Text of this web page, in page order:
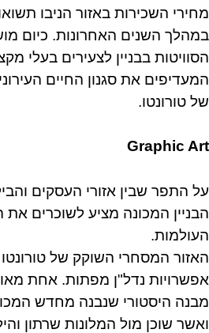
מחירי השכירות באזור הניבו
במהלך השנים האחרונות. כיום
הסוויטות בבניין לצעירים בעלי
המעדיפים את סגנון החיים
של טורונטו.
Graphic Art
על התפר שבין אזורי העסקים
הבניין המכונה מציע לשוכרים את
העולמות.
האזור המסחרי השוקק של
אפשרויות נדל"ן מפתות. אחת
ואשר שוכן מול המלונות שרתון